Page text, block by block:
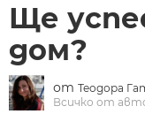
Ще
дом?
от Теодора
Всичко от